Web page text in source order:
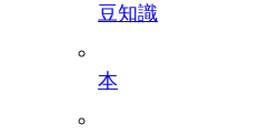
豆知識
本